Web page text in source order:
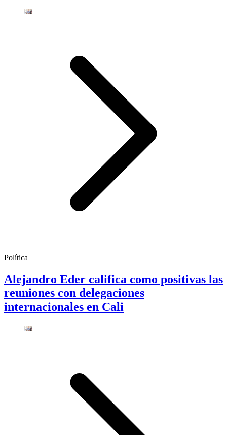
Política
Alejandro Eder califica como positivas las
reuniones con delegaciones
internacionales en Cali